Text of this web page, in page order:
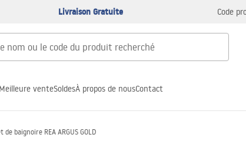
Livraison Gratuite Code
Meilleure venteSoldesÀ propos de nousContact
de baignoire REA ARGUS GOLD